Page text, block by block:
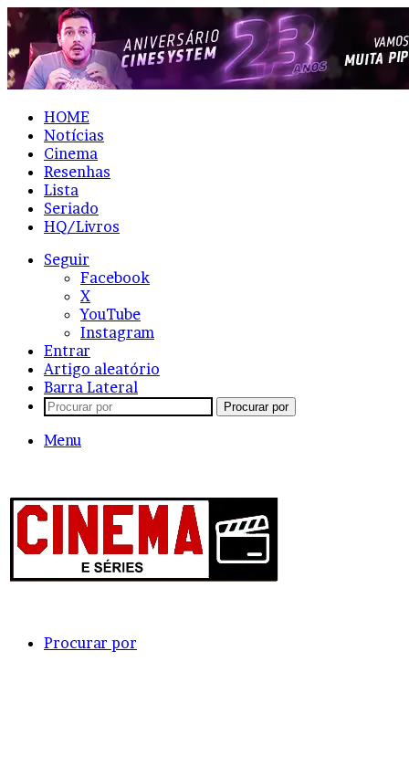
HOME
Notícias
Cinema
Resenhas
Lista
Seriado
HQ/Livros
Seguir
Facebook
X
YouTube
Instagram
Entrar
Artigo aleatório
Barra Lateral
Procurar por
Menu
Procurar por